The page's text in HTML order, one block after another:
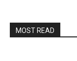
MOST READ